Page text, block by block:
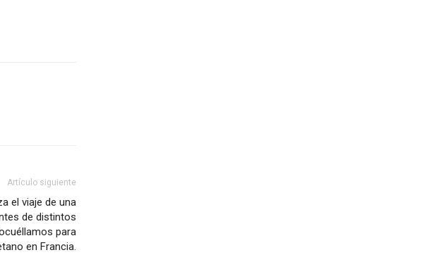
Artículo siguiente
el viaje de una
de distintos
para
en Francia.